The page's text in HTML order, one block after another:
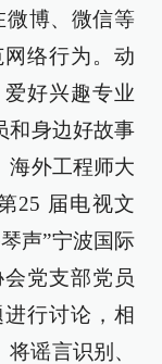
微博、微信等
络行为。动
好兴趣专业
和身边好故事
海外工程师大
25 届电视文
声”宁波国际
党支部党员
行讨论，相
谣言识别、